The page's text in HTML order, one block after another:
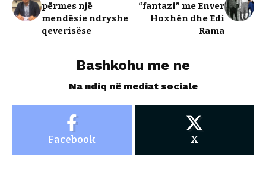
përmes një
mendësie ndryshe
qeverisëse
“fantazi” me Enver
Hoxhën dhe Edi
Rama
Bashkohu me ne
Na ndiq në mediat sociale
Facebook X